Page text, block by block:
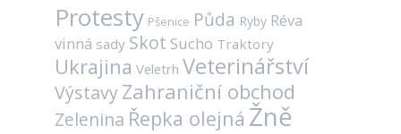
Protesty Pšenice Půda Ryby Réva
vinná sady Skot Sucho Traktory
Ukrajina Veletrh Veterinářství
VýstavyZahraniční obchod
Zelenina Řepka olejná Žně